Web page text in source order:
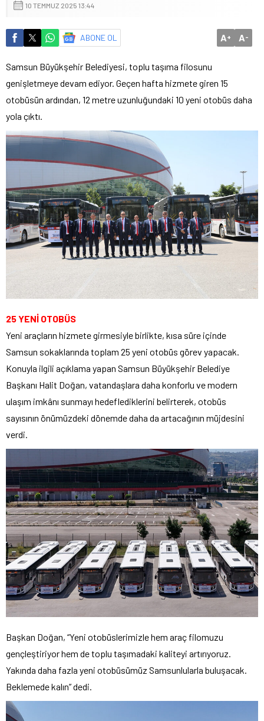
10 TEMMUZ 2025 13:44
ABONE OL A+ A-
Samsun Büyükşehir Belediyesi, toplu taşıma filosunu
genişletmeye devam ediyor. Geçen hafta hizmete giren 15
otobüsün ardından, 12 metre uzunluğundaki 10 yeni otobüs daha
yola çıktı.
25 YENİ OTOBÜS
Yeni araçların hizmete girmesiyle birlikte, kısa süre içinde
Samsun sokaklarında toplam 25 yeni otobüs görev yapacak.
Konuyla ilgili açıklama yapan Samsun Büyükşehir Belediye
Başkanı Halit Doğan, vatandaşlara daha konforlu ve modern
ulaşım imkânı sunmayı hedeflediklerini belirterek, otobüs
sayısının önümüzdeki dönemde daha da artacağının müjdesini
verdi.
Başkan Doğan, “Yeni otobüslerimizle hem araç filomuzu
gençleştiriyor hem de toplu taşımadaki kaliteyi artırıyoruz.
Yakında daha fazla yeni otobüsümüz Samsunlularla buluşacak.
Beklemede kalın” dedi.